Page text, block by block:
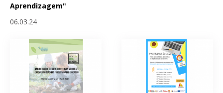
Aprendizagem"
06.03.24